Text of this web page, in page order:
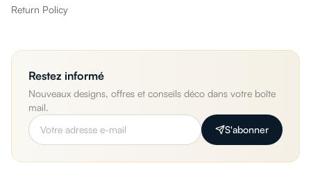
Return Policy
Restez informé
Nouveaux designs, offres et conseils déco dans votre boîte
mail.
S'abonner